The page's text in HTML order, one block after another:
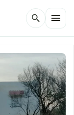
search menu